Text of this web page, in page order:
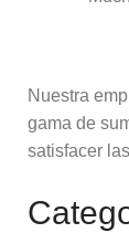
Nuestra
gama de
satisfacer